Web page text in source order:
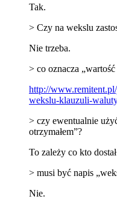
Tak.
> Czy na wekslu
Nie trzeba.
> co oznacza
http://
wekslu-klauzuli-
> czy ewentualnie
otrzymałem”?
To zależy co kto
> musi być napis
Nie.